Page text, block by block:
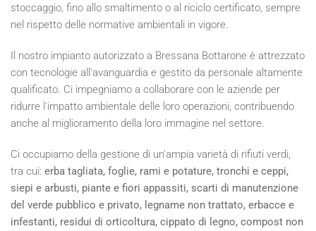
stoccaggio, fino allo smaltimento o al riciclo certificato, sempre
nel rispetto delle normative ambientali in vigore.
Il nostro impianto autorizzato a Bressana Bottarone è attrezzato
con tecnologie all'avanguardia e gestito da personale altamente
qualificato. Ci impegniamo a collaborare con le aziende per
ridurre l'impatto ambientale delle loro operazioni, contribuendo
anche al miglioramento della loro immagine nel settore.
Ci occupiamo della gestione di un'ampia varietà di rifiuti verdi,
tra cui: erba tagliata, foglie, rami e potature, tronchi e ceppi,
siepi e arbusti, piante e fiori appassiti, scarti di manutenzione
del verde pubblico e privato, legname non trattato, erbacce e
infestanti, residui di orticoltura, cippato di legno, compost non